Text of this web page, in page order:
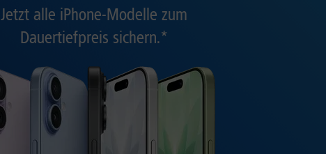
Jetzt alle iPhone-Modelle zum
Dauertiefpreis sichern.*